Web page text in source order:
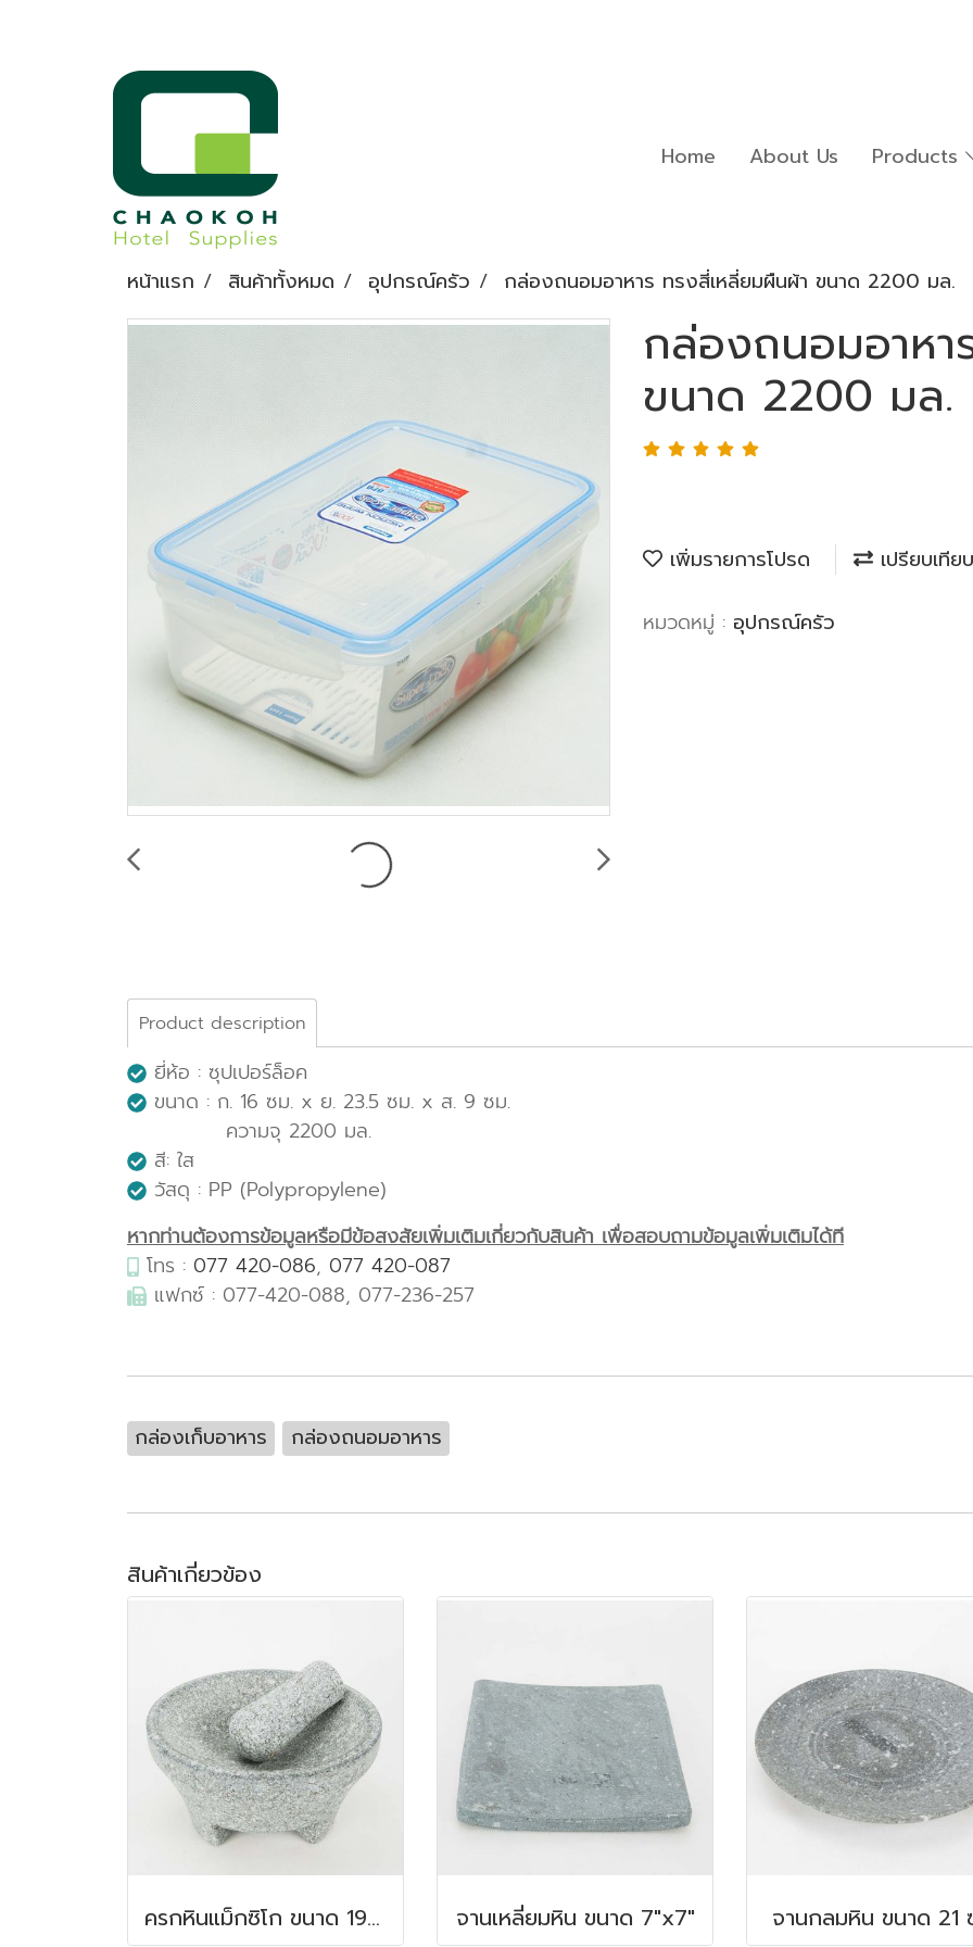
Home About Us Products
หน้าแรก สินค้าทั้งหมด อุปกรณ์ครัว กล่องถนอมอาหาร ทรงสี่เหลี่ยมผืนผ้า ขนาด 2200 มล.
กล่องถนอมอาห
ขนาด 2200 มล.
เพิ่มรายการโปรด เปรียบเทียบ
หมวดหมู่ : อุปกรณ์ครัว
Product description
ยี่ห้อ : ซุปเปอร์ล็อค
ขนาด : ก. 16 ซม. x ย. 23.5 ซม. x ส. 9 ซม.
ความจุ 2200 มล.
สี: ใส
วัสดุ : PP (Polypropylene)
หากท่านต้องการข้อมูลหรือมีข้อสงสัยเพิ่มเติมเกี่ยวกับสินค้า เพื่อสอบถามข้อมูลเพิ่มเติมได้ที
โทร : 077 420-086, 077 420-087
แฟกซ์ : 077-420-088, 077-236-257
กล่องเก็บอาหาร กล่องถนอมอาหาร
สินค้าเกี่ยวข้อง
ครกหินแม็กซิโก ขนาด 19x10 ซม. จานเหลี่ยมหิน ขนาด 7"x7" จานกลมหิน ขนาด 21